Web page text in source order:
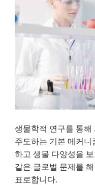
생물학적 연구를 통해
주도하는 기본 메커니
하고 생물 다양성을
같은 글로벌 문제를
표로합니다.